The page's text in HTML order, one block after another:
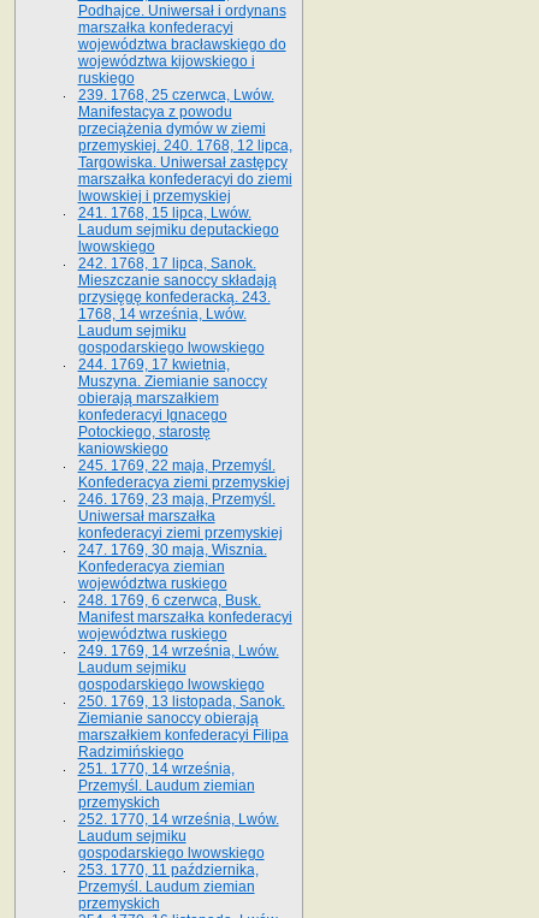
Podhajce. Uniwersał i ordynans
marszałka konfederacyi
województwa bracławskiego do
wo­jewództwa kijowskiego i
ruskiego
239. 1768, 25 czerwca, Lwów.
Manifestacya z powodu
przeciążenia dymów w ziemi
przemyskiej. 240. 1768, 12 lipca,
Targowiska. Uniwersał zastępcy
marszałka konfederacyi do ziemi
lwowskiej i przemyskiej
241. 1768, 15 lipca, Lwów.
Laudum sejmiku deputackiego
lwowskiego
242. 1768, 17 lipca, Sanok.
Mieszczanie sanoccy składają
przysięgę konfederacką. 243.
1768, 14 września, Lwów.
Laudum sejmiku
gospodarskiego lwowskiego
244. 1769, 17 kwietnia,
Muszyna. Ziemianie sanoccy
obierają marszałkiem
konfederacyi Ignacego
Potockiego, starostę
kaniowskiego
245. 1769, 22 maja, Przemyśl.
Konfederacya ziemi przemyskiej
246. 1769, 23 maja, Przemyśl.
Uniwersał marszałka
konfederacyi ziemi przemyskiej
247. 1769, 30 maja, Wisznia.
Konfederacya ziemian
województwa ruskiego
248. 1769, 6 czerwca, Busk.
Manifest marszałka konfederacyi
województwa ruskiego
249. 1769, 14 września, Lwów.
Laudum sejmiku
gospodarskiego lwowskiego
250. 1769, 13 listopada, Sanok.
Ziemianie sanoccy obierają
marszałkiem konfederacyi Filipa
Radzimińskiego
251. 1770, 14 września,
Przemyśl. Laudum ziemian
przemyskich
252. 1770, 14 września, Lwów.
Laudum sejmiku
gospodarskiego lwowskiego
253. 1770, 11 października,
Przemyśl. Laudum ziemian
przemyskich